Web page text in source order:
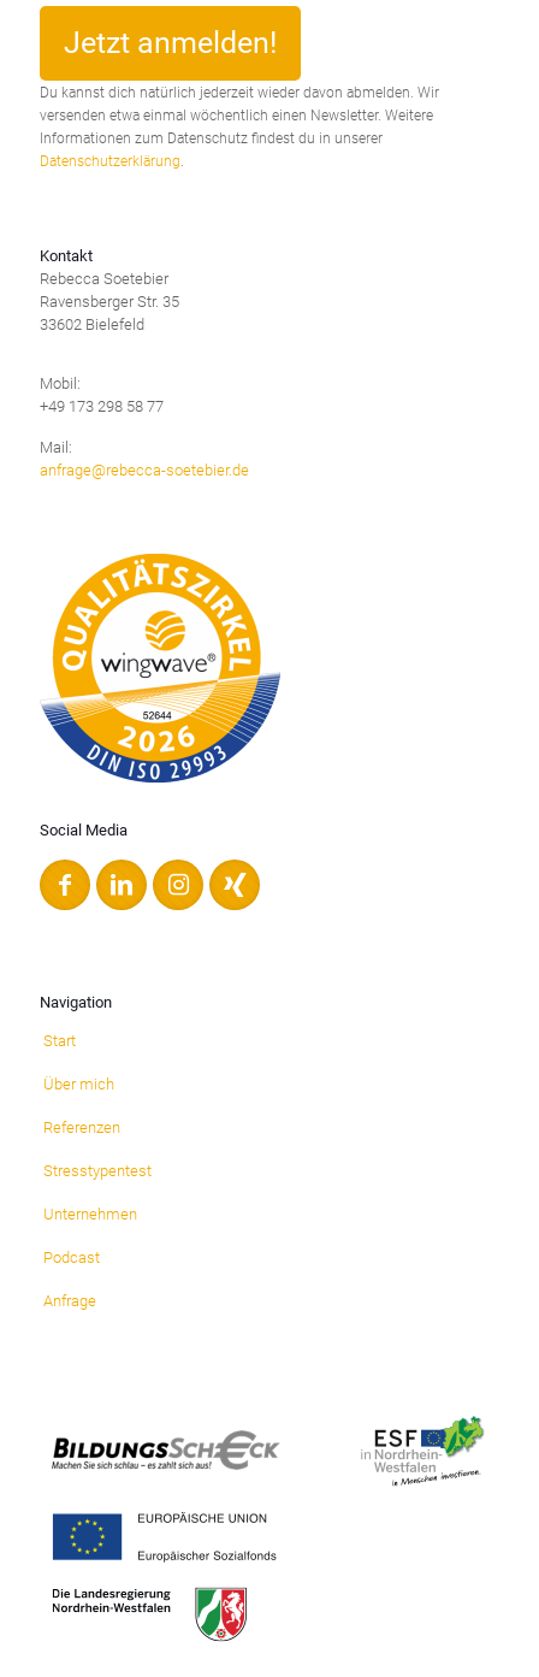
Navigation
Start
Über mich
Referenzen
Stresstypentest
Unternehmen
Podcast
Anfrage
Social Media
Kontakt
Rebecca Soetebier
Ravensberger Str. 35
33602 Bielefeld
Mobil:
+49 173 298 58 77
Mail:
anfrage@rebecca-soetebier.de
Du kannst dich natürlich jederzeit wieder davon abmelden. Wir
versenden etwa einmal wöchentlich einen Newsletter. Weitere
Informationen zum Datenschutz findest du in unserer
Datenschutzerklärung.